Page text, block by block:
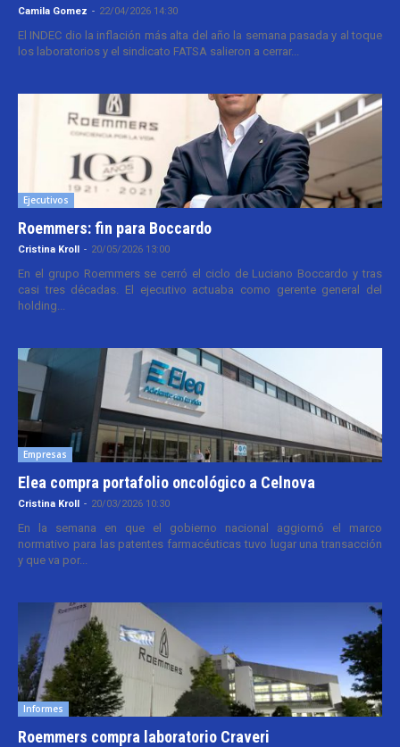
Camila Gomez - 22/04/2026 14:30
El INDEC dio la inflación más alta del año la semana pasada y al toque
los laboratorios y el sindicato FATSA salieron a cerrar...
Ejecutivos
Roemmers: fin para Boccardo
Cristina Kroll - 20/05/2026 13:00
En el grupo Roemmers se cerró el ciclo de Luciano Boccardo y tras
casi tres décadas. El ejecutivo actuaba como gerente general del
holding...
Empresas
Elea compra portafolio oncológico a Celnova
Cristina Kroll - 20/03/2026 10:30
En la semana en que el gobierno nacional aggiornó el marco
normativo para las patentes farmacéuticas tuvo lugar una transacción
y que va por...
Informes
Roemmers compra laboratorio Craveri